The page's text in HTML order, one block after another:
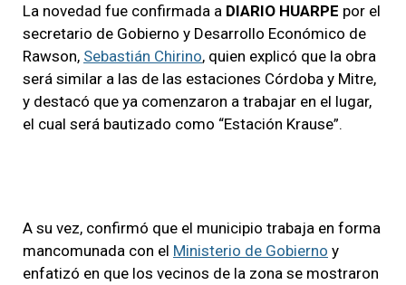
La novedad fue confirmada a DIARIO HUARPE por el
secretario de Gobierno y Desarrollo Económico de
Rawson, Sebastián Chirino, quien explicó que la obra
será similar a las de las estaciones Córdoba y Mitre,
y destacó que ya comenzaron a trabajar en el lugar,
el cual será bautizado como “Estación Krause”.
A su vez, confirmó que el municipio trabaja en forma
mancomunada con el Ministerio de Gobierno y
enfatizó en que los vecinos de la zona se mostraron